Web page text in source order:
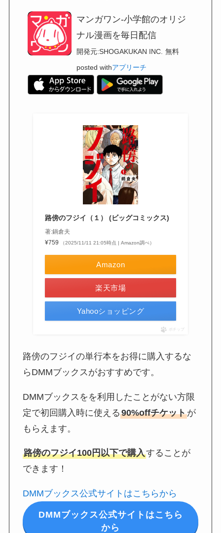
マンガワン-小学館のオリジ
ナル漫画を毎日配信
開発元:SHOGAKUKAN INC. 無料
posted withアプリーチ
路傍のフジイ（１） (ビッグコミックス)
著:鍋倉夫
¥759
（2025/11/11 21:05時点 | Amazon調べ）
Amazon
楽天市場
Yahooショッピング
ポチップ
路傍のフジイの単行本をお得に購入するな
らDMMブックスがおすすめです。
DMMブックスをを利用したことがない方限
定で初回購入時に使える90%offチケットが
もらえます。
路傍のフジイ100円以下で購入することが
できます！
DMMブックス公式サイトはこちらから
DMMブックス公式サイトはこちら
から